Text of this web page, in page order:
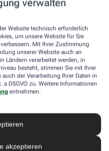
verwalten
Website technisch erforderlich
um unsere Website für Sie
Mit Ihrer Zustimmung
unserer Website auch an
Ländern verarbeitet werden, in
besteht, stimmen Sie mit Ihrer
der Verarbeitung Ihrer Daten in
DSGVO zu. Weitere Informationen
entnehmen.
akzeptieren
werden, wo sich die
die Tür mag, kann sein
auf Trab
senken. Der
und bringt den Kreislauf in
ausgesetzt sind, desto
in der kalten Jahreszeit auf
auf kühl bis kalt
Fuß entlang bis zur
des Oberschenkels wieder